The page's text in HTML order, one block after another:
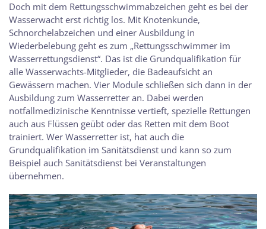
Doch mit dem Rettungsschwimmabzeichen geht es bei der
Wasserwacht erst richtig los. Mit Knotenkunde,
Schnorchelabzeichen und einer Ausbildung in
Wiederbelebung geht es zum „Rettungsschwimmer im
Wasserrettungsdienst“. Das ist die Grundqualifikation für
alle Wasserwachts-Mitglieder, die Badeaufsicht an
Gewässern machen. Vier Module schließen sich dann in der
Ausbildung zum Wasserretter an. Dabei werden
notfallmedizinische Kenntnisse vertieft, spezielle Rettungen
auch aus Flüssen geübt oder das Retten mit dem Boot
trainiert. Wer Wasserretter ist, hat auch die
Grundqualifikation im Sanitätsdienst und kann so zum
Beispiel auch Sanitätsdienst bei Veranstaltungen
übernehmen.